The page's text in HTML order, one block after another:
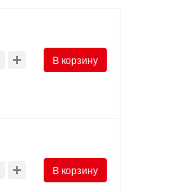
В корзину
В корзину